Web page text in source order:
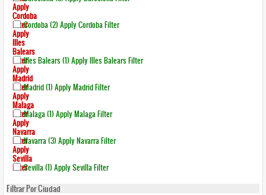
Apply
Cordoba
FilterCordoba (2) Apply Cordoba Filter
Apply
Illes
Balears
FilterIlles Balears (1) Apply Illes Balears Filter
Apply
Madrid
FilterMadrid (1) Apply Madrid Filter
Apply
Malaga
FilterMalaga (1) Apply Malaga Filter
Apply
Navarra
FilterNavarra (3) Apply Navarra Filter
Apply
Sevilla
FilterSevilla (1) Apply Sevilla Filter
Filtrar Por Ciudad